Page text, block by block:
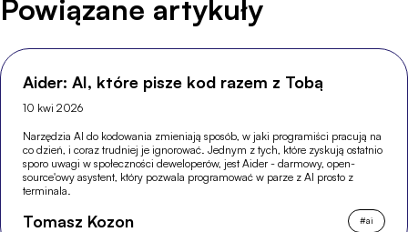
Powiązane artykuły
Aider: AI, które pisze kod razem z Tobą
10 kwi 2026
Narzędzia AI do kodowania zmieniają sposób, w jaki programiści pracują na
co dzień, i coraz trudniej je ignorować. Jednym z tych, które zyskują ostatnio
sporo uwagi w społeczności deweloperów, jest Aider - darmowy, open-
source'owy asystent, który pozwala programować w parze z AI prosto z
terminala.
Tomasz Kozon #ai